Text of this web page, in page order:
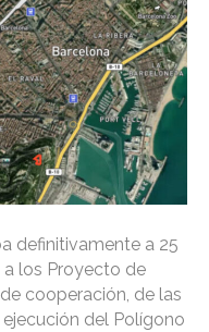
definitivamente a 25
los Proyecto de
cooperación, de las
del Polígono